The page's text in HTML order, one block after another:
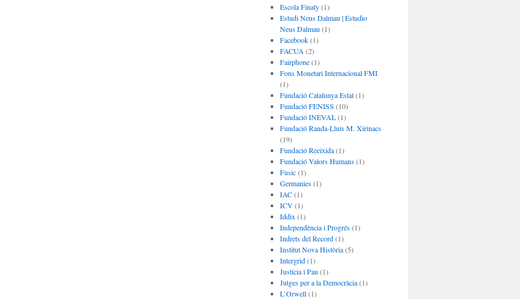
Escola Finaly(1)
Estudi Neus Dalmau | Estudio
Neus Dalmau (1)
Facebook(1)
FACUA (2)
Fairphone(1)
Fons Monetari Internacional FMI
(1)
Fundació Catalunya Estat(1)
Fundació FENISS (10)
Fundació INEVAL(1)
Fundació Randa-Lluís M. Xirinacs
(19)
Fundació Reeixida(1)
Fundació Valors Humans(1)
Fusic(1)
Germanies(1)
IAC(1)
ICV(1)
Iddix (1)
Independència i Progrés(1)
Indrets del Record(1)
Institut Nova Història(5)
Intergrid(1)
Justícia i Pau (1)
Jutges per a la Democràcia(1)
L’Orwell(1)